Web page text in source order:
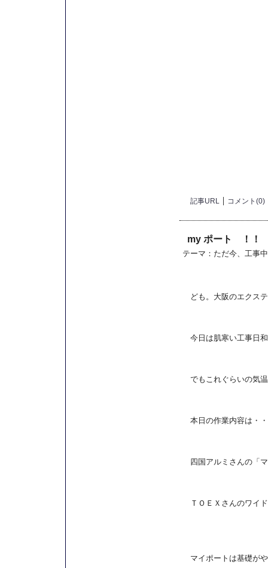
記事URL コメント(0)
my ポート ！！
テーマ： ただ今、工事
ども。大阪のエクス
今日は肌寒い工事日
でもこれぐらいの気
本日の作業内容は・
四国アルミさんの「
ＴＯＥＸさんのワイ
マイポートは基礎が